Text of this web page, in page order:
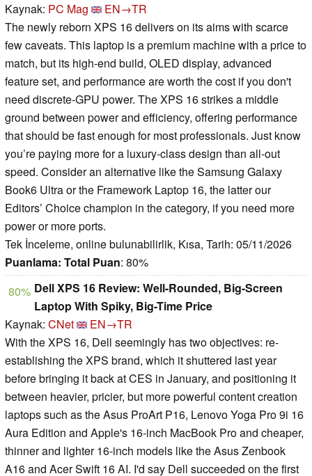
Kaynak: PC Mag
EN→TR
The newly reborn XPS 16 delivers on its aims with scarce
few caveats. This laptop is a premium machine with a price to
match, but its high-end build, OLED display, advanced
feature set, and performance are worth the cost if you don't
need discrete-GPU power. The XPS 16 strikes a middle
ground between power and efficiency, offering performance
that should be fast enough for most professionals. Just know
you’re paying more for a luxury-class design than all-out
speed. Consider an alternative like the Samsung Galaxy
Book6 Ultra or the Framework Laptop 16, the latter our
Editors’ Choice champion in the category, if you need more
power or more ports.
Tek İnceleme, online bulunabilirlik, Kısa, Tarih: 05/11/2026
Puanlama: Total Puan: 80%
80% Dell XPS 16 Review: Well-Rounded, Big-Screen
Laptop With Spiky, Big-Time Price
Kaynak: CNet
EN→TR
With the XPS 16, Dell seemingly has two objectives: re-
establishing the XPS brand, which it shuttered last year
before bringing it back at CES in January, and positioning it
between heavier, pricier, but more powerful content creation
laptops such as the Asus ProArt P16, Lenovo Yoga Pro 9i 16
Aura Edition and Apple's 16-inch MacBook Pro and cheaper,
thinner and lighter 16-inch models like the Asus Zenbook
A16 and Acer Swift 16 AI. I'd say Dell succeeded on the first